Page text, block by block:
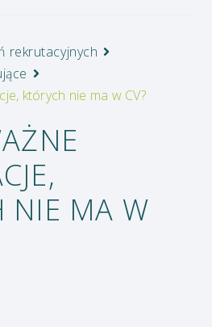
rekrutacyjnych
których nie ma w CV?
NIE MA W